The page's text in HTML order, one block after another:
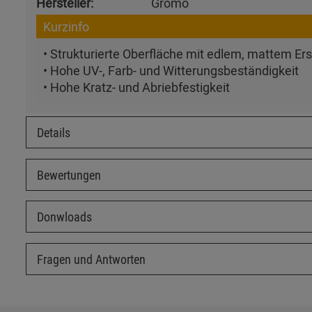
Kurzinfo
• Strukturierte Oberfläche mit edlem, mattem
• Hohe UV-, Farb- und Witterungsbeständigkeit
• Hohe Kratz- und Abriebfestigkeit
Details
Bewertungen
Donwloads
Fragen und Antworten